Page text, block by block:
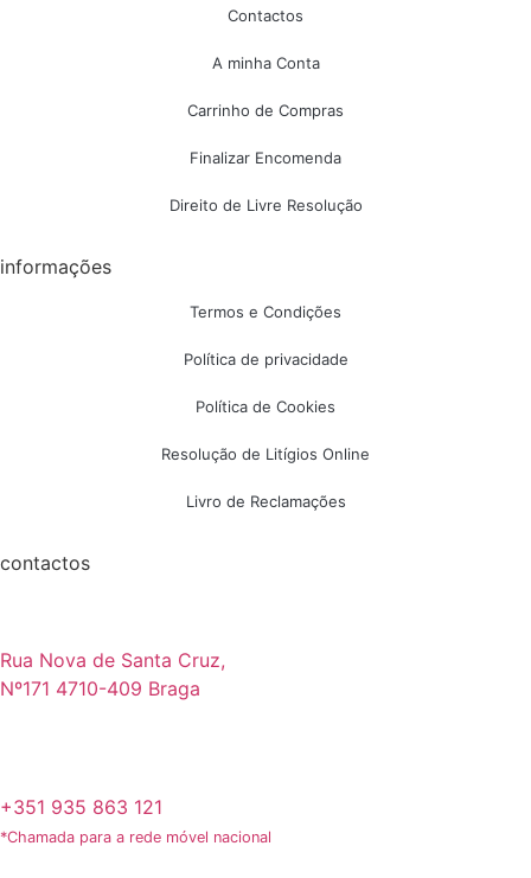
Contactos
A minha Conta
Carrinho de Compras
Finalizar Encomenda
Direito de Livre Resolução
informações
Termos e Condições
Política de privacidade
Política de Cookies
Resolução de Litígios Online
Livro de Reclamações
contactos
Rua Nova de Santa Cruz,
Nº171 4710-409 Braga
+351 935 863 121
*Chamada para a rede móvel nacional